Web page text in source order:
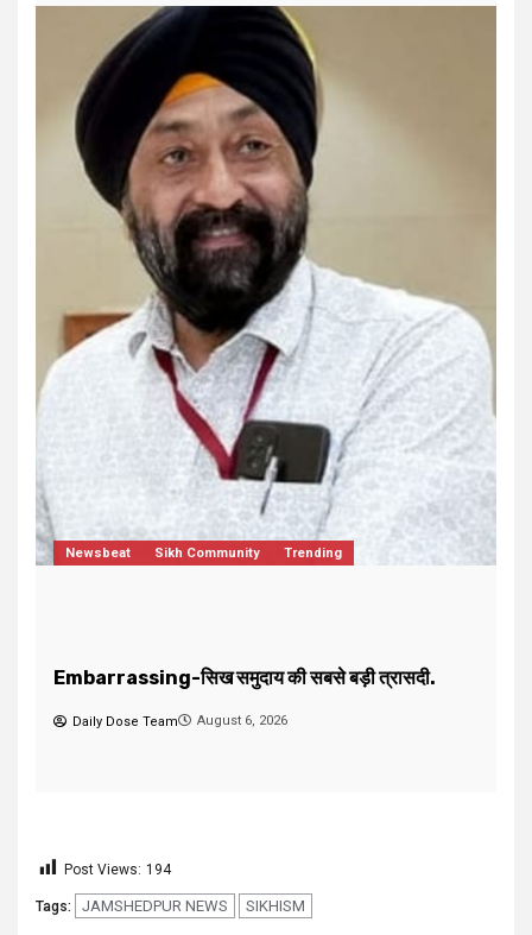
Dharmik Jharkhand/Bihar Trending
Post Views: 194
Tags: JAMSHEDPUR NEWS SIKHISM